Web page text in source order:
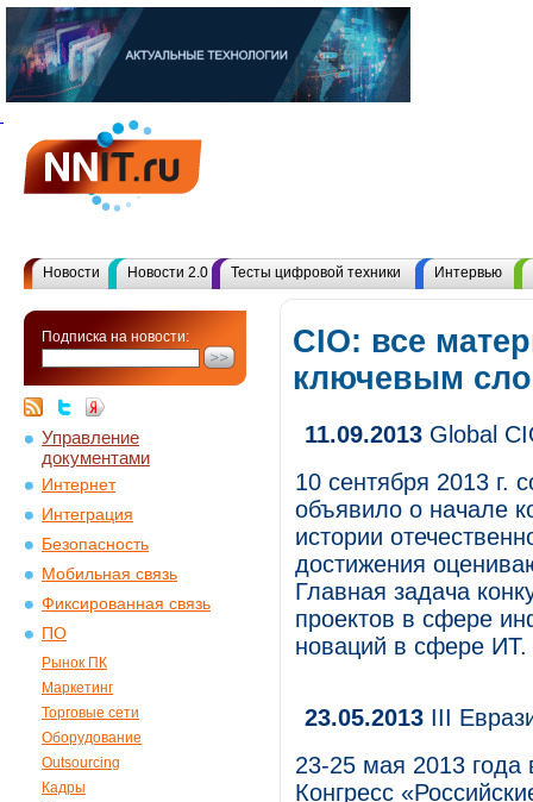
Новости Новости 2.0 Тесты цифровой техники Интервью
Подписка на новости:
Управление
документами
Интернет
Интеграция
Безопасность
Мобильная связь
Фиксированная связь
ПО
Рынок ПК
Маркетинг
Торговые сети
Оборудование
Outsourcing
Кадры
CIO: все
ключевым
11.09.2013 Global
10 сентября 2013 г.
объявило о начале
истории
достижения
Главная задача
проектов в сфере
новаций в сфере ИТ.
23.05.2013 III
23-25 мая 2013 года
Конгресс